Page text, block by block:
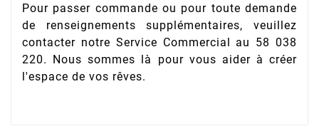
Pour passer commande ou pour toute demande
de renseignements supplémentaires, veuillez
contacter notre Service Commercial au 58 038
220. Nous sommes là pour vous aider à créer
l'espace de vos rêves.